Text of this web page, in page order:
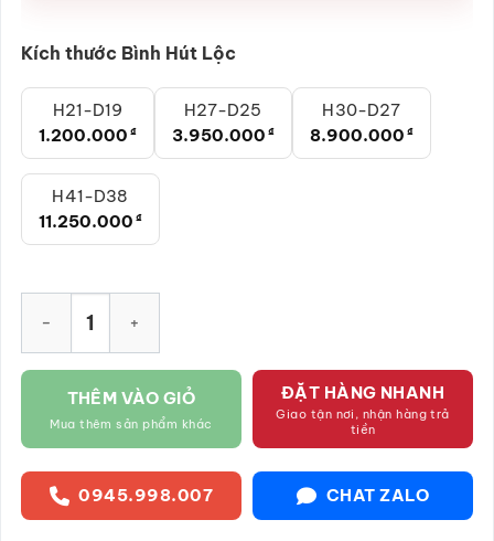
Kích thước Bình Hút Lộc
H21-D19
1.200.000 ₫
H27-D25
3.950.000 ₫
H30-D27
8.900.000 ₫
H41-D38
11.250.000 ₫
THÊM VÀO GIỎ
Mua thêm sản phẩm khác
ĐẶT HÀNG NHANH
Giao tận nơi, nhận hàng trả
tiền
0945.998.007 CHAT ZALO